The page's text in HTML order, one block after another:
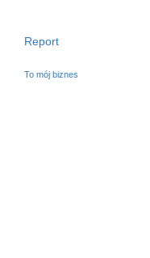
Report
To mój biznes